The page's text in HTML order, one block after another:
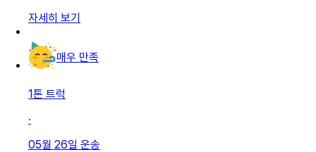
자세히 보기
매우 만족
1톤 트럭
·
05월 26일 운송